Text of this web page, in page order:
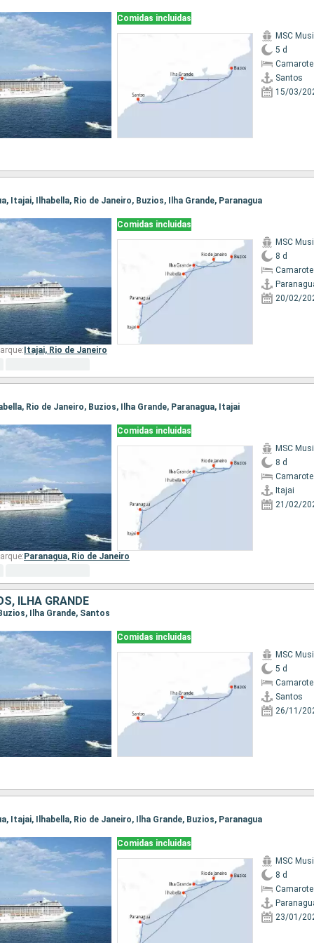
Comidas incluidas
MSC
5 d
Santos
15/03/
Itajai, Ilhabella, Rio de Janeiro, Buzios, Ilha Grande, Paranagua
Comidas incluidas
MSC
8 d
20/02/
Itajai, Rio de Janeiro
Rio de Janeiro, Buzios, Ilha Grande, Paranagua, Itajai
Comidas incluidas
MSC
8 d
Itajai
21/02/
Paranagua, Rio de Janeiro
ILHA GRANDE
Ilha Grande, Santos
Comidas incluidas
MSC
5 d
Santos
26/11/
Itajai, Ilhabella, Rio de Janeiro, Ilha Grande, Buzios, Paranagua
Comidas incluidas
MSC
8 d
23/01/